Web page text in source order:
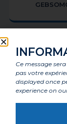
Ce message
pas votre
displayed once
experience on